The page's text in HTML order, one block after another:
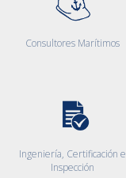
Consultores Marítimos
Ingeniería, Certificación e
Inspección